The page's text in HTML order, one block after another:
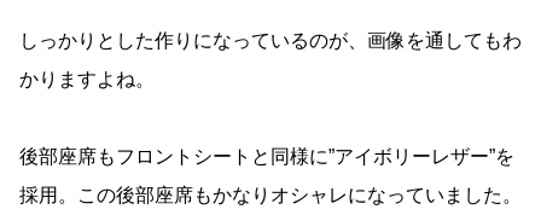
しっかりとした作りになっているのが、画像を通してもわ
かりますよね。
後部座席もフロントシートと同様に”アイボリーレザー”を
採用。この後部座席もかなりオシャレになっていました。